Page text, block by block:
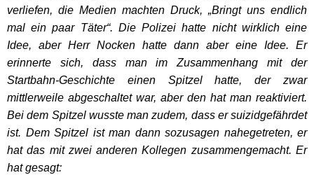
verliefen, die Medien machten Druck, „Bringt uns endlich
mal ein paar Täter“. Die Polizei hatte nicht wirklich eine
Idee, aber Herr Nocken hatte dann aber eine Idee. Er
erinnerte sich, dass man im Zusammenhang mit der
Startbahn-Geschichte einen Spitzel hatte, der zwar
mittlerweile abgeschaltet war, aber den hat man reaktiviert.
Bei dem Spitzel wusste man zudem, dass er suizidgefährdet
ist. Dem Spitzel ist man dann sozusagen nahegetreten, er
hat das mit zwei anderen Kollegen zusammengemacht. Er
hat gesagt: